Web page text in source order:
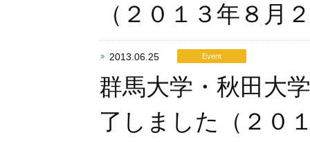
（２０１３年８月
2013.06.25 Event
群馬大学・秋田大
了しました（２０